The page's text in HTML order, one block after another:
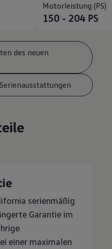
Motorleistung (PS)
150 - 204 PS
des neuen
serienmäßig
Garantie im
einer maximalen